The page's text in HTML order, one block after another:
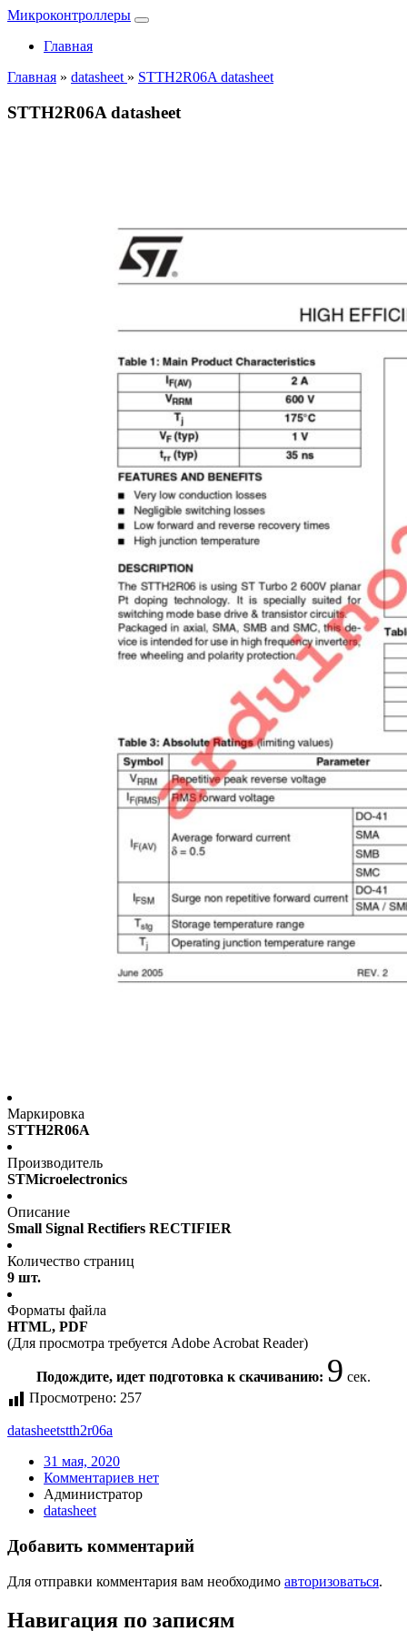
Микроконтроллеры
Главная
Главная » datasheet » STTH2R06A datasheet
STTH2R06A datasheet
Маркировка
STTH2R06A
Производитель
STMicroelectronics
Описание
Small Signal Rectifiers RECTIFIER
Количество страниц
9 шт.
Форматы файла
HTML, PDF
(Для просмотра требуется Adobe Acrobat Reader)
Подождите, идет подготовка к скачиванию: 9 сек.
Просмотрено: 257
datasheetstth2r06a
31 мая, 2020
Комментариев нет
Администратор
datasheet
Добавить комментарий
Для отправки комментария вам необходимо авторизоваться.
Навигация по записям